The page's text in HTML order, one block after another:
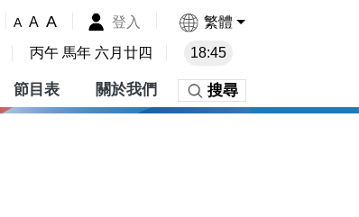
A A A 登入 繁體
丙午 馬年 六月廿四 18:45
節目表 關於我們 搜尋